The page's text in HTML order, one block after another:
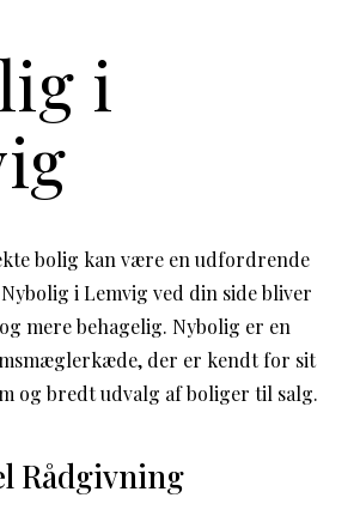
i
bolig kan være en udfordrende
i Lemvig ved din side bliver
mere behagelig. Nybolig er en
der er kendt for sit
og bredt udvalg af boliger til salg.
Rådgivning